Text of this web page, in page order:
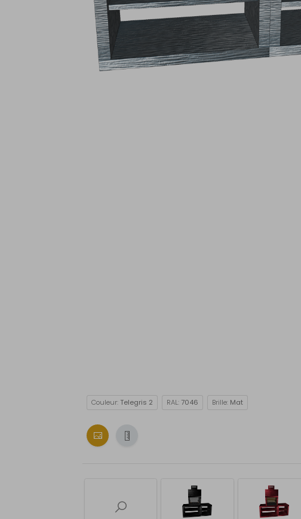
Couleur: Telegris 2 RAL:7046 Brille: Mat